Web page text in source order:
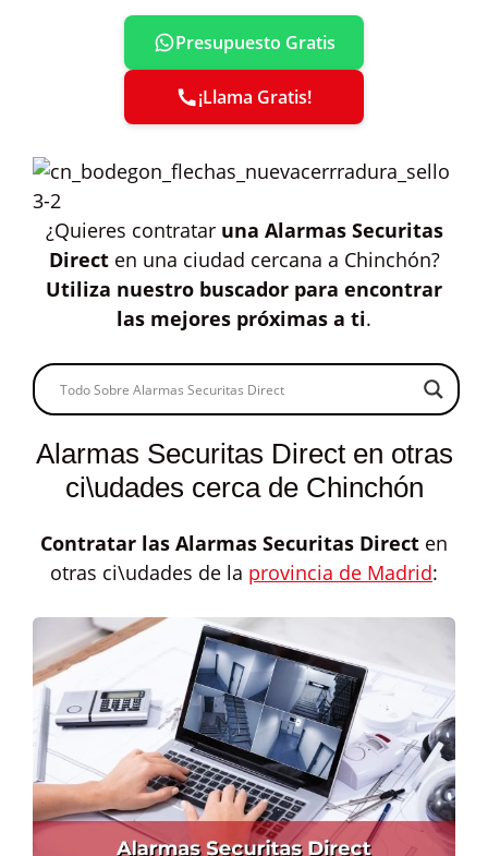
Presupuesto Gratis
¡Llama Gratis!
¿Quieres contratar una Alarmas Securitas
Directen una ciudad cercana a Chinchón?
Utiliza nuestro buscador para encontrar
las mejores próximas a ti.
Alarmas Securitas Direct en otras
ci\udades cerca de Chinchón
Contratar las Alarmas Securitas Direct en
otras ci\udades de la provincia de Madrid: